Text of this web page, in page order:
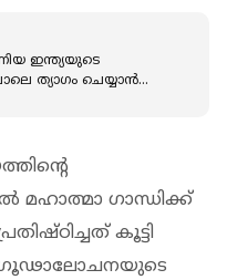
ഇന്ത്യയുടെ
ത്യാഗം ചെയ്യാന്‍
മഹാത്മാ ഗാന്ധിക്ക്
കൂട്ടി
ഗൂഢാലോചനയുടെ